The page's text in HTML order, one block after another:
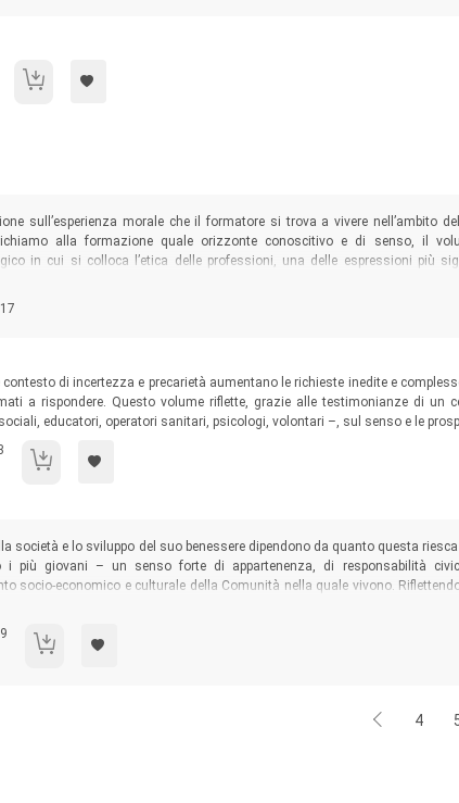
Il corpo-paziente
sull’esperienza morale che il formatore si trova a vivere nell’ambito
alla formazione quale orizzonte conoscitivo e di senso, il
in cui si colloca l’etica delle professioni, una delle espressioni più
il cui fine è di conciliare la complessità dell’esperienza pratica e il suo
contesto di incertezza e precarietà aumentano le richieste inedite e
a rispondere. Questo volume riflette, grazie alle testimonianze di un
educatori, operatori sanitari, psicologi, volontari –, sul senso e le
Ripartire dall'esperienza
società e lo sviluppo del suo benessere dipendono da quanto questa
i più giovani – un senso forte di appartenenza, di responsabilità
socio-economico e culturale della Comunità nella quale vivono.
e politica, il testo analizza l’importanza del ruolo degli enti locali, del
processi di sviluppo della partecipazione e della cittadinanza attiva delle
Educazione, comunità e politiche del territorio
4